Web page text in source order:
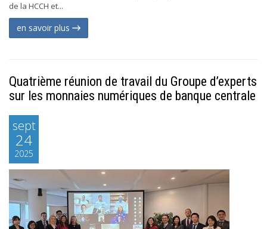
de la HCCH et...
en savoir plus
Quatrième réunion de travail du Groupe d’experts
sur les monnaies numériques de banque centrale
sept
24
2025